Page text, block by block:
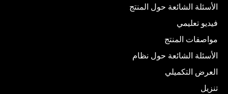
الأسئلة الشائعة حول المنتج
فيديو تعليمي
مواصفات المنتج
الأسئلة الشائعة حول نظام
العرض التكميلي
تنزيل